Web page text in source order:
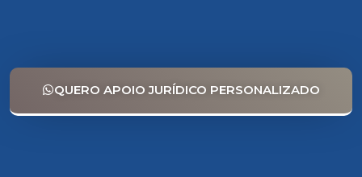
QUERO APOIO JURÍDICO PERSONALIZADO